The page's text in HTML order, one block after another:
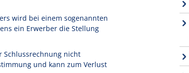
wird bei einem sogenannten
ein Erwerber die Stellung
Schlussrechnung nicht
und kann zum Verlust